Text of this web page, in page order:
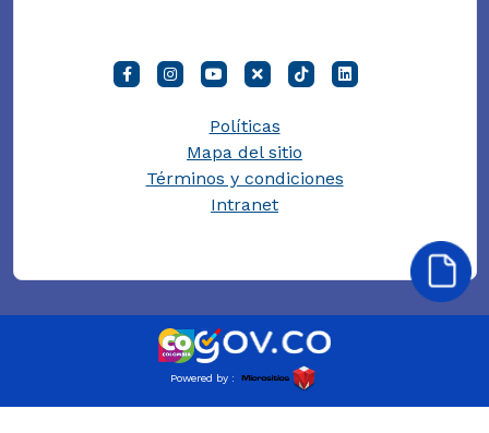
Políticas
Mapa del sitio
Términos y condiciones
Intranet
Powered by :